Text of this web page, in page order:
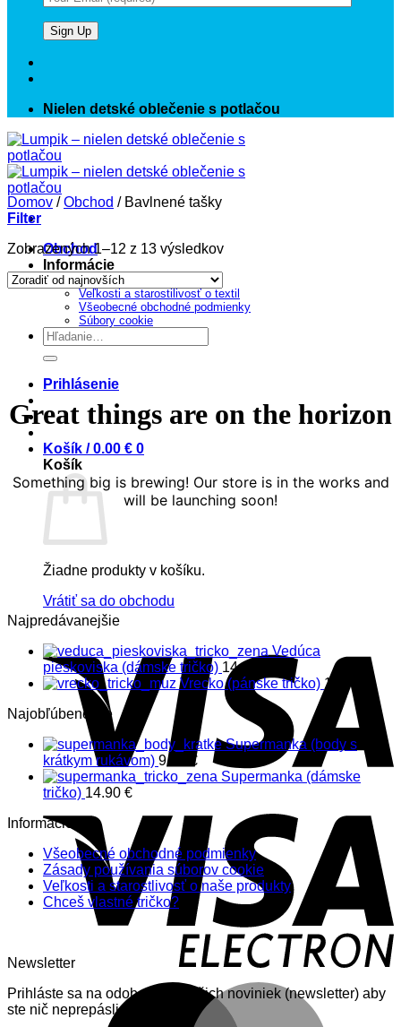
Nielen detské oblečenie s potlačou
Obchod
Informácie
Chceš vlastné tričko?
Veľkosti a starostilivosť o textil
Všeobecné obchodné podmienky
Súbory cookie
Hľadať:
Prihlásenie
Košík /0.00 € 0
Košík
Žiadne produkty v košíku.
Vrátiť sa do obchodu
Domov / Obchod /Bavlnené tašky
Filter
Zobrazených 1–12 z 13 výsledkovSorted
obsah
Great things are on the horizon
Something big is brewing! Our store is in the works and
will be launching soon!
Najpredávanejšie
Vedúca
pieskoviska (dámske tričko) 14.90
Vrecko (pánske tričko) 14.90
Najobľúbenejšie
Supermanka (body s
krátkym rukávom) 9.90
€
Supermanka (dámske
tričko) 14.90 €
Informácie
Všeobecné obchodné podmienky
Zásady používania súborov cookie
Veľkosti a starostlivosť o naše produkty
Chceš vlastné tričko?
Newsletter
Prihláste sa na odoberanie nášich noviniek (newsletter) aby
ste nič neprepásli.